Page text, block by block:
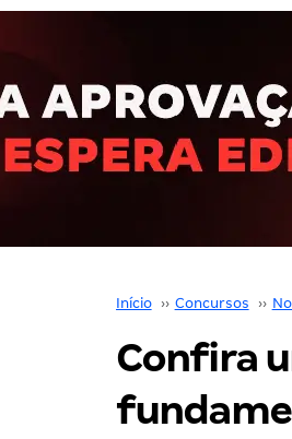
Início ›› Concursos ››
Confira